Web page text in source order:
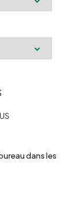
dans les